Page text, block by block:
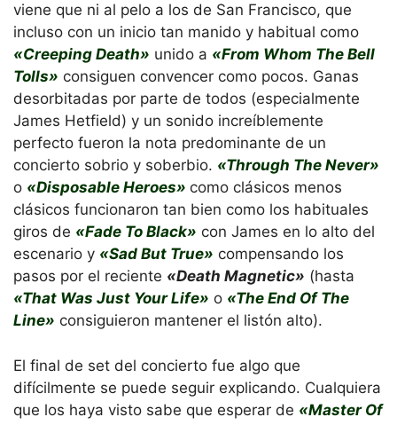
viene que ni al pelo a los de San Francisco, que
incluso con un inicio tan manido y habitual como
«Creeping Death» unido a «From Whom The Bell
Tolls» consiguen convencer como pocos. Ganas
desorbitadas por parte de todos (especialmente
James Hetfield) y un sonido increíblemente
perfecto fueron la nota predominante de un
concierto sobrio y soberbio. «Through The Never»
o «Disposable Heroes» como clásicos menos
clásicos funcionaron tan bien como los habituales
giros de «Fade To Black» con James en lo alto del
escenario y «Sad But True» compensando los
pasos por el reciente «Death Magnetic» (hasta
«That Was Just Your Life» o «The End Of The
Line» consiguieron mantener el listón alto).
El final de set del concierto fue algo que
difícilmente se puede seguir explicando. Cualquiera
que los haya visto sabe que esperar de «Master Of